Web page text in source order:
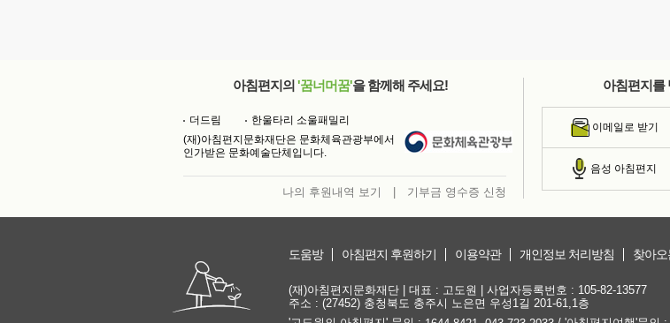
아침편지의 '꿈너머꿈'을 함께해 주세요!
더드림
한울타리 소울패밀리
(재)아침편지문화재단은 문화체육관광부에서
인가받은 문화예술단체입니다.
나의 후원내역 보기 기부금 영수증 신청
아침편지를
이메일로 받기
음성 아침편지
도움방 아침편지 후원하기 이용약관 개인정보 처리방침 찾아오
(재)아침편지문화재단 | 대표 : 고도원 | 사업자등록번호 : 105-82-13577
주소 : (27452) 충청북도 충주시 노은면 우성1길 201-61,1층